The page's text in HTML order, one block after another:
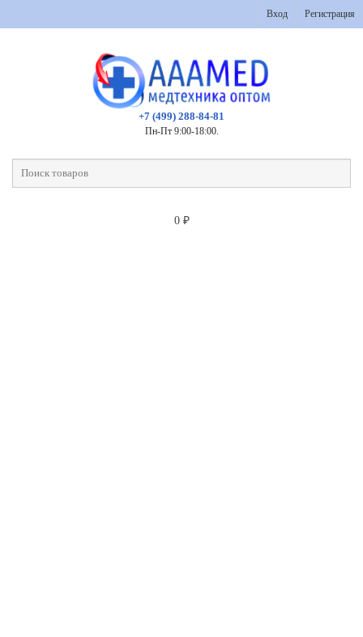
Вход Регистрация
+7 (499) 288-84-81
Пн-Пт 9:00-18:00.
0 ₽